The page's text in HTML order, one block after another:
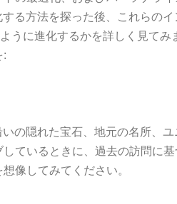
る方法を探った後、これらの
うに進化するかを詳しく見てみ
:
の隠れた宝石、地元の名所、
ているときに、過去の訪問に
像してみてください。